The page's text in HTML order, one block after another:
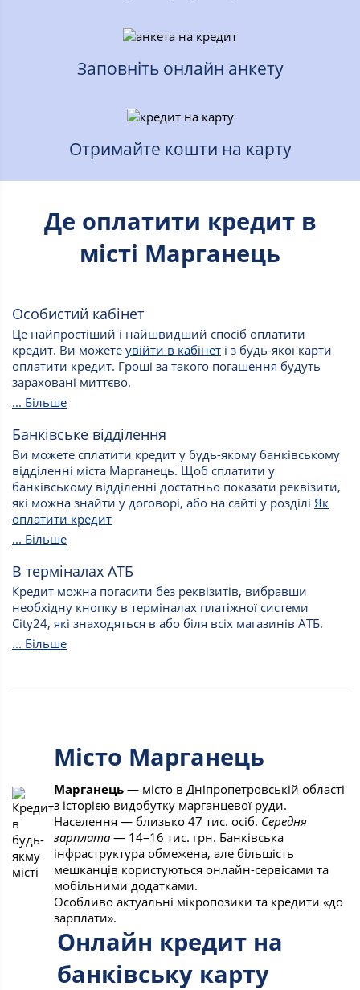
Заповніть онлайн анкету
Отримайте кошти на карту
Де оплатити кредит в
місті Марганець
Особистий кабінет
Це найпростіший і найшвидший спосіб оплатити
кредит. Ви можете увійти в кабінет і з будь-якої карти
оплатити кредит. Гроші за такого погашення будуть
зараховані миттєво.
... Більше
Банківське відділення
Ви можете сплатити кредит у будь-якому банківському
відділенні міста Марганець. Щоб сплатити у
банківському відділенні достатньо показати реквізити,
які можна знайти у договорі, або на сайті у розділі Як
оплатити кредит
... Більше
В терміналах АТБ
Кредит можна погасити без реквізитів, вибравши
необхідну кнопку в терміналах платіжної системи
City24, які знаходяться в або біля всіх магазинів АТБ.
... Більше
Місто Марганець
Марганець — місто в Дніпропетровській області
з історією видобутку марганцевої руди.
Населення — близько 47 тис. осіб. Середня
зарплата— 14–16 тис. грн. Банківська
інфраструктура обмежена, але більшість
мешканців користуються онлайн-сервісами та
мобільними додатками.
Особливо актуальні мікропозики та кредити «до
зарплати».
Онлайн кредит на
банківську карту